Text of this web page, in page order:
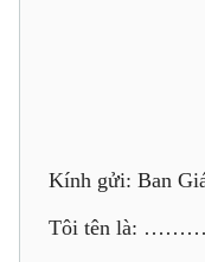
Kính gửi:
Tôi tên là: